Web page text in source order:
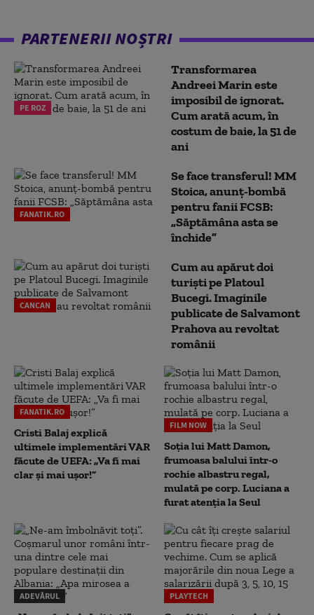
PARTENERII NOȘTRI
PE ROZ
Transformarea
Andreei Marin este
imposibil de ignorat.
Cum arată acum, în
costum de baie, la 51 de
ani
FANATIK.RO
Se face transferul! MM
Stoica, anunț-bombă
pentru fanii FCSB:
„Săptămâna asta se
închide”
CANCAN
Cum au apărut doi
turiști pe Platoul
Bucegi. Imaginile
publicate de Salvamont
Prahova au revoltat
românii
FANATIK.RO
Cristi Balaj explică
ultimele implementări VAR
făcute de UEFA: „Va fi mai
clar și mai ușor!”
FILM NOW
Soția lui Matt Damon,
frumoasa balului într-o
rochie albastru regal,
mulată pe corp. Luciana a
furat atenția la Seul
ADEVĂRUL PLAYTECH